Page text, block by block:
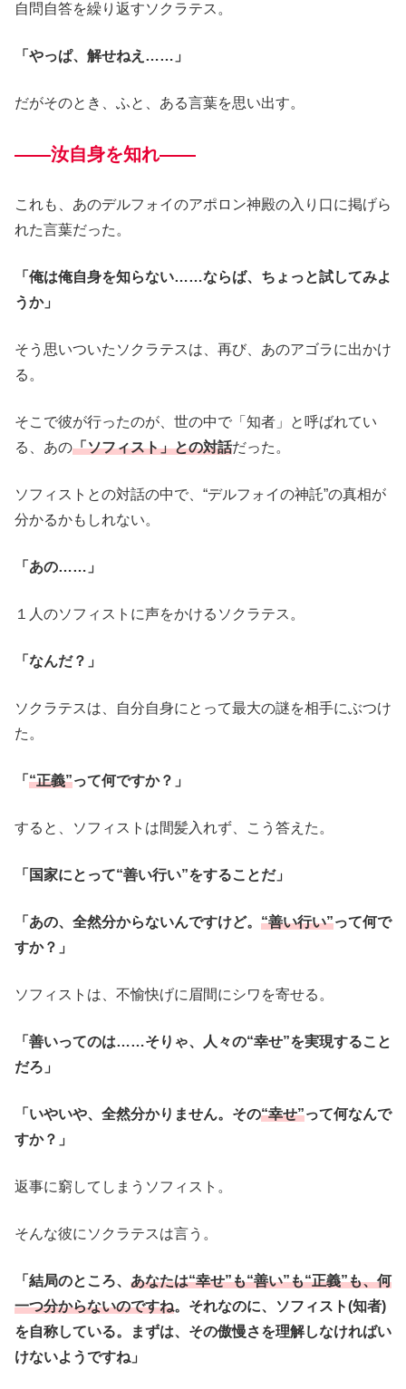
自問自答を繰り返すソクラテス。
「やっぱ、解せねえ……」
だがそのとき、ふと、ある言葉を思い出す。
――汝自身を知れ――
これも、あのデルフォイのアポロン神殿の入り口に掲げら
れた言葉だった。
「俺は俺自身を知らない……ならば、ちょっと試してみよ
うか」
そう思いついたソクラテスは、再び、あのアゴラに出かけ
る。
そこで彼が行ったのが、世の中で「知者」と呼ばれてい
る、あの「ソフィスト」との対話だった。
ソフィストとの対話の中で、“デルフォイの神託”の真相が
分かるかもしれない。
「あの……」
１人のソフィストに声をかけるソクラテス。
「なんだ？」
ソクラテスは、自分自身にとって最大の謎を相手にぶつけ
た。
「 “正義”って何ですか？」
すると、ソフィストは間髪入れず、こう答えた。
「国家にとって“善い行い”をすることだ」
「あの、全然分からないんですけど。 “善い行い”って何で
すか？」
ソフィストは、不愉快げに眉間にシワを寄せる。
「善いってのは……そりゃ、人々の“幸せ”を実現すること
だろ」
「いやいや、全然分かりません。その“幸せ”って何なんで
すか？」
返事に窮してしまうソフィスト。
そんな彼にソクラテスは言う。
「結局のところ、 あなたは“幸せ”も“善い”も“正義”も、何
一つ分からないのですね。それなのに、ソフィスト(知者)
を自称している。まずは、その傲慢さを理解しなければい
けないようですね」